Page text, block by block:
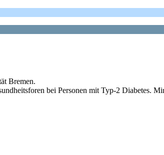
Bremen.
bei Personen mit Typ-2 Diabetes.